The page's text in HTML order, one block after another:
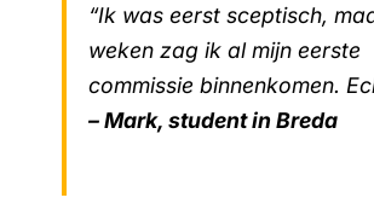
“Ik was eerst sceptisch,
weken zag ik al mijn eerste
commissie binnenkomen.
– Mark, student in Breda